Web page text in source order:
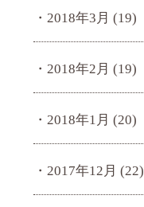
2018年3月 (19)
2018年2月 (19)
2018年1月 (20)
2017年12月 (22)